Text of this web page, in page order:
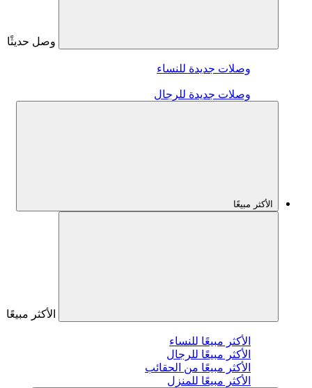
وصل حديثًا
وصلات جديدة للنساء
وصلات جديدة للرجال
الأكثر مبيعًا
الأكثر مبيعًا
الأكثر مبيعًا للنساء
الأكثر مبيعًا للرجال
الأكثر مبيعًا من الحقائب
الأكثر مبيعًا للمنزل